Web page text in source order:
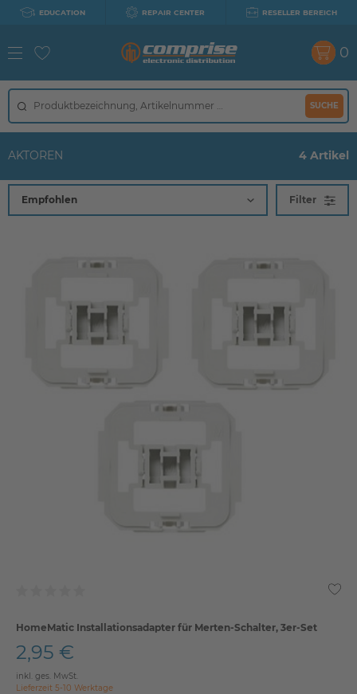
EDUCATION REPAIR CENTER RESELLER BEREICH
SUCHE
0
AKTOREN 4 Artikel
Filter
HomeMatic Installationsadapter für Merten-Schalter, 3er-Set
2,95 €
inkl. ges. MwSt.
Lieferzeit 5-10 Werktage